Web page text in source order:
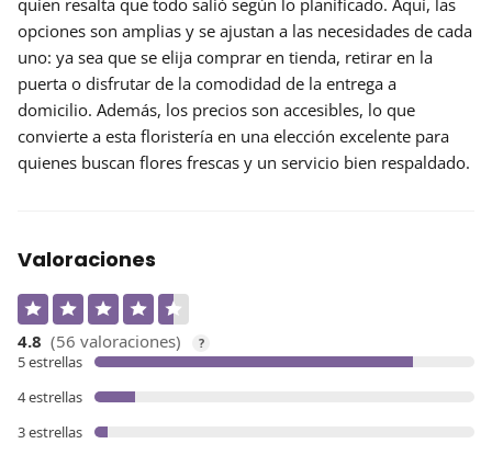
opciones son amplias y se ajustan a las necesidades de cada
uno: ya sea que se elija comprar en tienda, retirar en la
puerta o disfrutar de la comodidad de la entrega a
domicilio. Además, los precios son accesibles, lo que
convierte a esta floristería en una elección excelente para
quienes buscan flores frescas y un servicio bien respaldado.
Valoraciones
4.8 (56 valoraciones) ?
5 estrellas
4 estrellas
3 estrellas